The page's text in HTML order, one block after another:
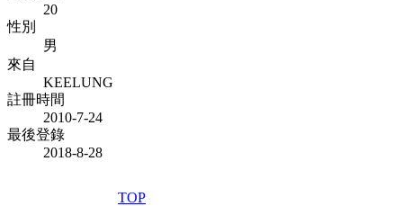
20
性別
男
來自
KEELUNG
註冊時間
2010-7-24
最後登錄
2018-8-28
TOP